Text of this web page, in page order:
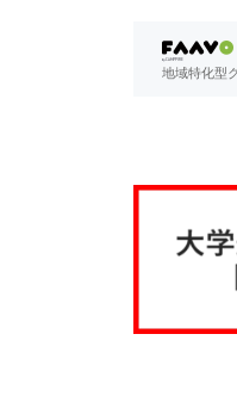
地域特化型